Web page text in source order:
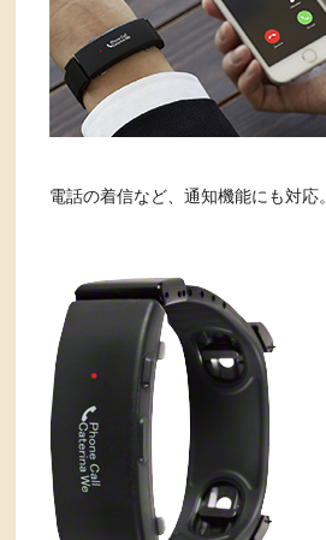
電話の着信など、通知機能にも対応。